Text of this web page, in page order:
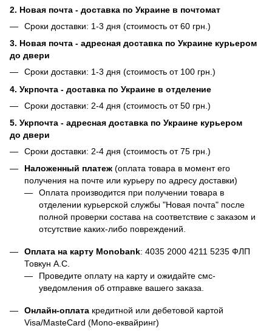
2. Новая почта - доставка по Украине в почтомат
Сроки доставки: 1-3 дня (стоимость от 60 грн.)
3. Новая почта - адресная доставка по Украине курьером
до двери
Сроки доставки: 1-3 дня (стоимость от 100 грн.)
4. Укрпочта - доставка по Украине в отделение
Сроки доставки: 2-4 дня (стоимость от 50 грн.)
5. Укрпочта - адресная доставка по Украине курьером
до двери
Сроки доставки: 2-4 дня (стоимость от 75 грн.)
Наложенный платеж (оплата товара в момент его
получения на почте или курьеру по адресу доставки)
Оплата производится при получении товара в
отделении курьерской службы "Новая почта" после
полной проверки состава на соответствие с заказом и
отсутствие каких-либо повреждений.
Оплата на карту Monobank: 4035 2000 4211 5235 ФЛП
Товкун А.С.
Проведите оплату на карту и ожидайте смс-
уведомления об отправке вашего заказа.
Онлайн-оплата кредитной или дебетовой картой
Visa/MasteCard (Mono-еквайринг)